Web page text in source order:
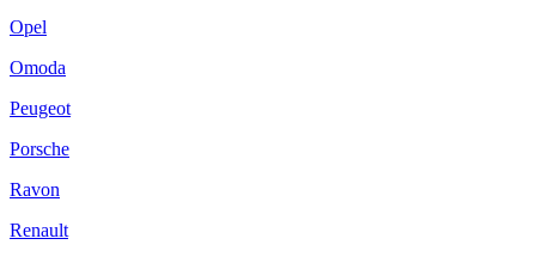
Opel
Omoda
Peugeot
Porsсhe
Ravon
Renault